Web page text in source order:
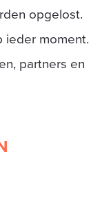
opgelost.
ieder moment.
partners en